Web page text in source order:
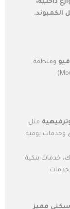
داخلية،
الكمبوند.
ومنطقة
مثل
يومية
خدمات بنكية
1 يُعد خيار سكني مميز